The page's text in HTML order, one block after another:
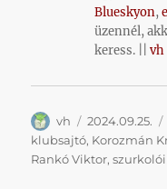
Blueskyon,
üzennél,
keress. ||vh
Szerző
vh Közzétéve
2024.09.25.
klubsajtó, Korozmán
Rankó Viktor,